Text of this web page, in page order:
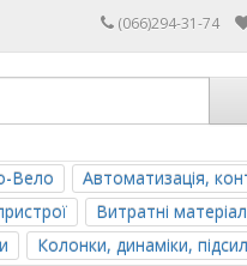
(066)294-31-74
Вело
Автоматизація,
Витратні
Колонки, динаміки,